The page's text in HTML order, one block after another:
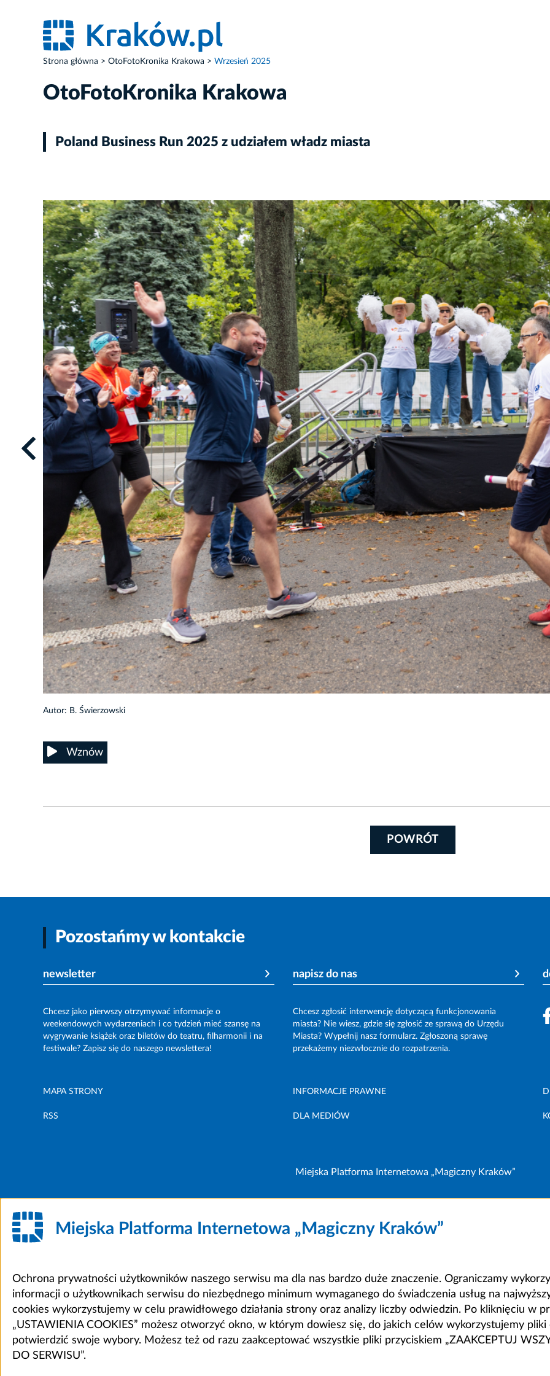
Strona główna OtoFotoKronika Krakowa Wrzesień 2025
OtoFotoKronika Krakowa
Poland Business Run 2025 z udziałem władz miasta
Autor: B. Świerzowski
Wznów
POWRÓT
Pozostańmy w kontakcie
newsletter
Chcesz jako pierwszy otrzymywać informacje o
weekendowych wydarzeniach i co tydzień mieć szansę na
wygrywanie książek oraz biletów do teatru, filharmonii i na
festiwale? Zapisz się do naszego newslettera!
napisz do nas
Chcesz zgłosić interwencję dotyczącą funkcjonowania
miasta? Nie wiesz, gdzie się zgłosić ze sprawą do Urzędu
Miasta? Wypełnij nasz formularz. Zgłoszoną sprawę
przekażemy niezwłocznie do rozpatrzenia.
MAPA STRONY INFORMACJE PRAWNE
RSS DLA MEDIÓW
Miejska Platforma Internetowa „Magiczny Kraków”
Miejska Platforma Internetowa „Magiczny Kraków”
Ochrona prywatności użytkowników naszego serwisu ma dla nas bardzo duże znaczenie. Ograniczamy
informacji o użytkownikach serwisu do niezbędnego minimum wymaganego do świadczenia usług na
cookies wykorzystujemy w celu prawidłowego działania strony oraz analizy liczby odwiedzin. Po kliknięciu w
„USTAWIENIA COOKIES” możesz otworzyć okno, w którym dowiesz się, do jakich celów wykorzystujemy pliki
potwierdzić swoje wybory. Możesz też od razu zaakceptować wszystkie pliki przyciskiem „ZAAKCEPTUJ
DO SERWISU”.